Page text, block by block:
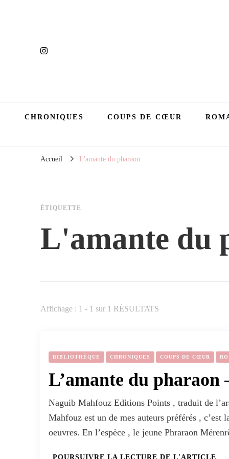
CHRONIQUES COUPS DE CŒUR
Accueil L'amante du pharaon
ÉTIQUETTE
L'amante du
Affichage : 1 - 1 sur 1 RÉSULTATS
BIBLIOTHÈQUE CHRONIQUES COUPS DE CŒUR
L’amante du pharaon
Naguib Mahfouz Editions Points , traduit de
Mahfouz est un de mes auteurs préférés , c’est
oeuvres. En l’espèce , le jeune Phraraon
POURSUIVRE LA LECTURE DE L'ARTICLE